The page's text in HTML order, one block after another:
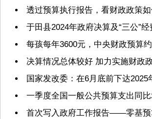
透过预算执行报告，看财政政策
于田县2024年政府决算及“三公”
每孩每年3600元，中央财政预算
决算情况总体较好 加力实施财
国家发改委：在6月底前下达
一季度全国一般公共预算支出同
首次写入政府工作报告——零基预